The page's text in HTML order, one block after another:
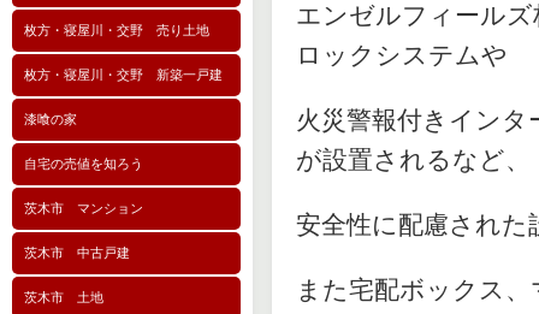
枚方・寝屋川・交野 売り土地
枚方・寝屋川・交野 新築一戸建
漆喰の家
自宅の売値を知ろう
茨木市 マンション
茨木市 中古戸建
茨木市 土地
エンゼルフィール
ロックシステムや
火災警報付きイン
が設置されるなど、
安全性に配慮された
また宅配ボックス